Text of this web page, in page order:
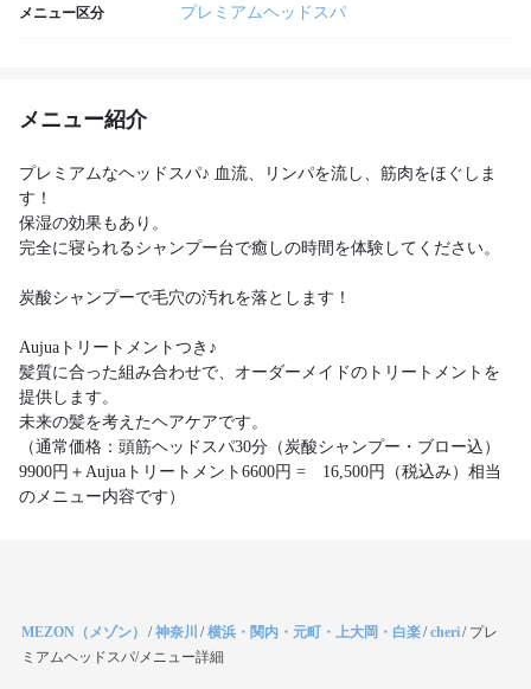
メニュー区分 プレミアムヘッドスパ
メニュー紹介
プレミアムなヘッドスパ♪ 血流、リンパを流し、筋肉をほぐしま
す！
保湿の効果もあり。
完全に寝られるシャンプー台で癒しの時間を体験してください。
炭酸シャンプーで毛穴の汚れを落とします！
Aujuaトリートメントつき♪
髪質に合った組み合わせで、オーダーメイドのトリートメントを
提供します。
未来の髪を考えたヘアケアです。
（通常価格：頭筋ヘッドスパ30分（炭酸シャンプー・ブロー込）
9900円＋Aujuaトリートメント6600円 = 16,500円（税込み）相当
のメニュー内容です）
MEZON（メゾン） /神奈川 /横浜・関内・元町・上大岡・白楽/cheri/ プレ
ミアムヘッドスパ/メニュー詳細